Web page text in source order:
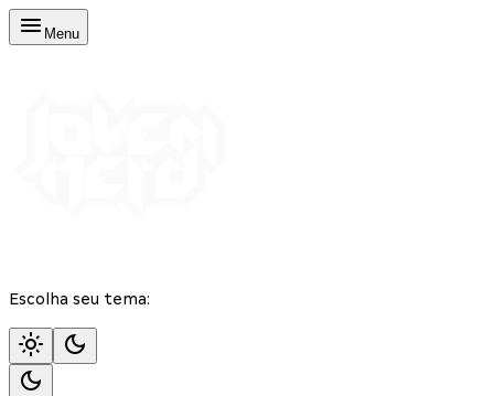
Menu
Escolha seu tema: